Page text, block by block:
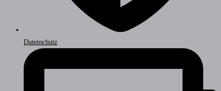
Datenschutz